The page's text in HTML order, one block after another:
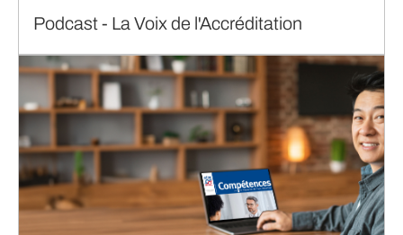
Podcast - La Voix de l'Accréditation